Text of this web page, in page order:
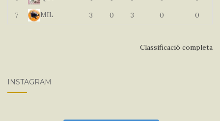
7
MIL 3 0 3 0 0
Classificació completa
INSTAGRAM